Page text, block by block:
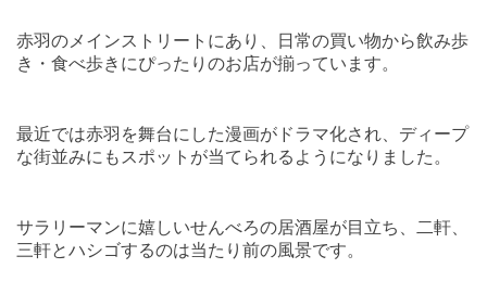
赤羽のメインストリートにあり、日常の買い物から飲み歩
き・食べ歩きにぴったりのお店が揃っています。
最近では赤羽を舞台にした漫画がドラマ化され、ディープ
な街並みにもスポットが当てられるようになりました。
サラリーマンに嬉しいせんべろの居酒屋が目立ち、二軒、
三軒とハシゴするのは当たり前の風景です。